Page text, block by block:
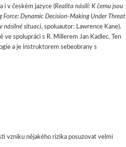
i v českém jazyce (Realita násilí: K čemu jsou
Force: Dynamic Decision-Making Under Threat
násilné situaci, spoluautor: Lawrence Kane).
ve spolupráci s R. Millerem Jan Kadlec. Ten
a je instruktorem sebeobrany s
vzniku nějakého rizika posuzovat velmi